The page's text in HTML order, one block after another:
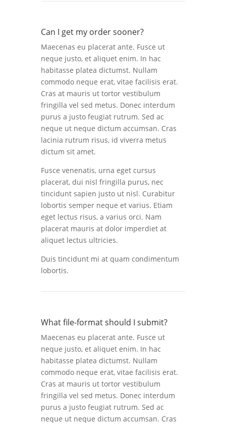
Can I get my order sooner?
Maecenas eu placerat ante. Fusce ut
neque justo, et aliquet enim. In hac
habitasse platea dictumst. Nullam
commodo neque erat, vitae facilisis erat.
Cras at mauris ut tortor vestibulum
fringilla vel sed metus. Donec interdum
purus a justo feugiat rutrum. Sed ac
neque ut neque dictum accumsan. Cras
lacinia rutrum risus, id viverra metus
dictum sit amet.
Fusce venenatis, urna eget cursus
placerat, dui nisl fringilla purus, nec
tincidunt sapien justo ut nisl. Curabitur
lobortis semper neque et varius. Etiam
eget lectus risus, a varius orci. Nam
placerat mauris at dolor imperdiet at
aliquet lectus ultricies.
Duis tincidunt mi at quam condimentum
lobortis.
What file-format should I submit?
Maecenas eu placerat ante. Fusce ut
neque justo, et aliquet enim. In hac
habitasse platea dictumst. Nullam
commodo neque erat, vitae facilisis erat.
Cras at mauris ut tortor vestibulum
fringilla vel sed metus. Donec interdum
purus a justo feugiat rutrum. Sed ac
neque ut neque dictum accumsan. Cras